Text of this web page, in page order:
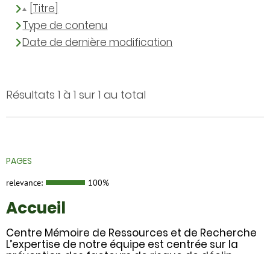
Résultats 1 à 1 sur 1 au total
PAGES
relevance: 100%
Accueil
Centre Mémoire de Ressources et de Recherche
L’expertise de notre équipe est centrée sur la
[Titre]
Type de contenu
Date de dernière modification